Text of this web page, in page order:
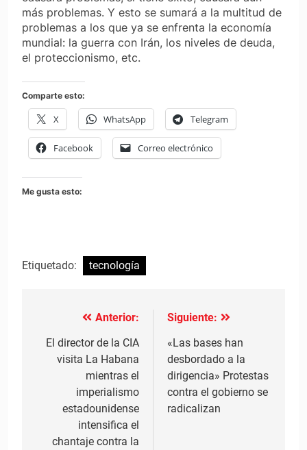
más problemas. Y esto se sumará a la multitud de
problemas a los que ya se enfrenta la economía
mundial: la guerra con Irán, los niveles de deuda,
el proteccionismo, etc.
Comparte esto:
X WhatsApp Telegram
Facebook Correo electrónico
Me gusta esto:
Etiquetado: tecnología
Navegación
de
entradas
Anterior:
El director de la CIA
visita La Habana
mientras el
imperialismo
estadounidense
intensifica el
chantaje contra la
Siguiente:
«Las bases han
desbordado a la
dirigencia» Protestas
contra el gobierno se
radicalizan